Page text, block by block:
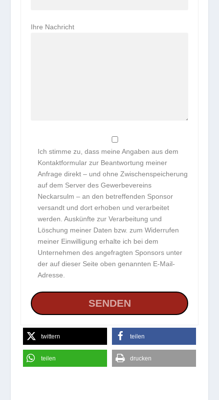
Ihre Nachricht
Ich stimme zu, dass meine Angaben aus dem
Kontaktformular zur Beantwortung meiner
Anfrage direkt – und ohne Zwischenspeicherung
auf dem Server des Gewerbevereins
Neckarsulm – an den betreffenden Sponsor
versandt und dort erhoben und verarbeitet
werden. Auskünfte zur Verarbeitung und
Löschung meiner Daten bzw. zum Widerrufen
meiner Einwilligung erhalte ich bei dem
Unternehmen des angefragten Sponsors unter
der auf dieser Seite oben genannten E-Mail-
Adresse.
twittern teilen
teilen drucken